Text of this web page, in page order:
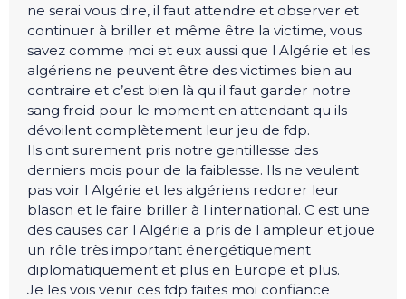
ne serai vous dire, il faut attendre et observer et
continuer à briller et même être la victime, vous
savez comme moi et eux aussi que l Algérie et les
algériens ne peuvent être des victimes bien au
contraire et c’est bien là qu il faut garder notre
sang froid pour le moment en attendant qu ils
dévoilent complètement leur jeu de fdp.
Ils ont surement pris notre gentillesse des
derniers mois pour de la faiblesse. Ils ne veulent
pas voir l Algérie et les algériens redorer leur
blason et le faire briller à l international. C est une
des causes car l Algérie a pris de l ampleur et joue
un rôle très important énergétiquement
diplomatiquement et plus en Europe et plus.
Je les vois venir ces fdp faites moi confiance